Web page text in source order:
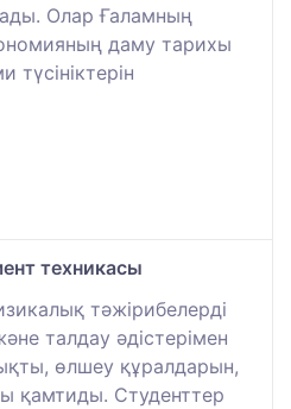
Олар Ғаламның
даму тарихы
түсініктерін
техникасы
тәжірибелерді
талдау әдістерімен
өлшеу құралдарын,
қамтиды. Студенттер